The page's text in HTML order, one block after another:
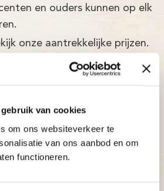
van cookies
om ons websiteverkeer te
van ons aanbod en om
functioneren.
en ouders kunnen op elk
onze aantrekkelijke prijzen.